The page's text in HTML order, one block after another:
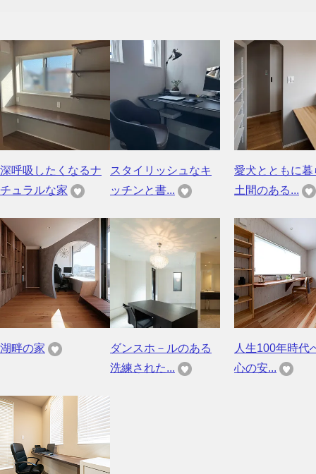
深呼吸したくなるナ
チュラルな家
スタイリッシュなキ
ッチンと書...
愛犬とともに暮
土間のある...
湖畔の家
ダンスホ－ルのある
洗練された...
人生100年時代
心の安...